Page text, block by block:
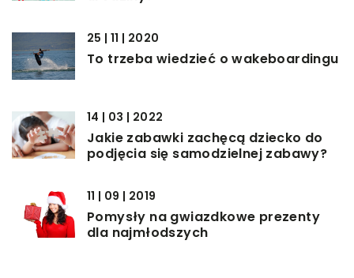
25 | 11 | 2020
To trzeba wiedzieć o wakeboardingu
14 | 03 | 2022
Jakie zabawki zachęcą dziecko do
podjęcia się samodzielnej zabawy?
11 | 09 | 2019
Pomysły na gwiazdkowe prezenty
dla najmłodszych